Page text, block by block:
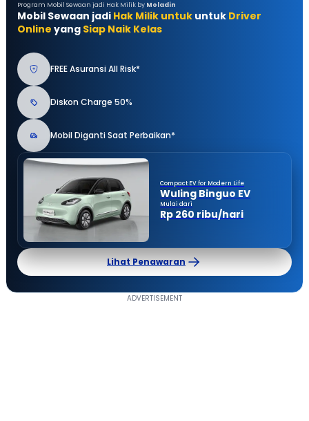
Program Mobil Sewaan jadi Hak Milik by Moladin
Mobil Sewaan jadi Hak Milik untuk untuk Driver
Online yang Siap Naik Kelas
FREE Asuransi All Risk*
Diskon Charge 50%
Mobil Diganti Saat Perbaikan*
Compact EV for Modern Life
Wuling Binguo EV
Mulai dari
Rp 260 ribu/hari
Lihat Penawaran